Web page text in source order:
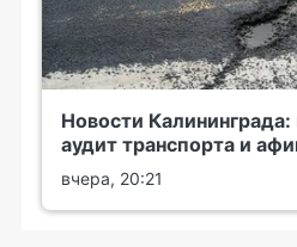
Новости Калининграда:
аудит транспорта и
вчера, 20:21